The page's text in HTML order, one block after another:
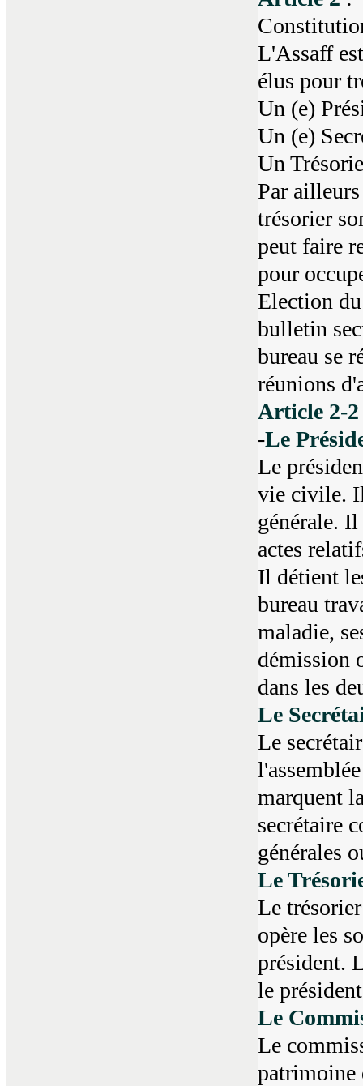
L'Assaff
élus pour
Un (e)
Un (e)
Un
Par
trésorier
peut faire
pour
Election
bulletin
bureau se
réunions
Article 2-2
-Le
Le
vie civile.
générale.
actes
Il détient
bureau
maladie,
démission
dans les
Le
Le
marquent
secrétaire
générales
Le
Le
opère les
président.
le
Le
Le
patrimoine